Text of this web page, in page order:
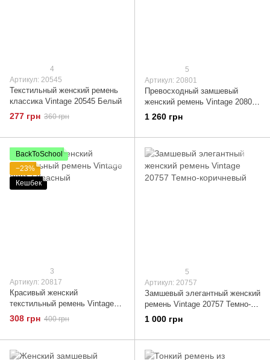
4
Артикул: 20545
Текстильный женский ремень
классика Vintage 20545 Белый
277 грн 360 грн
5
Артикул: 20801
Превосходный замшевый
женский ремень Vintage 20801
Фиолетовый
1 260 грн
BackToSchool
−23%
Кешбек
3
Артикул: 20817
Красивый женский
текстильный ремень Vintage
20817 Красный
308 грн 400 грн
5
Артикул: 20757
Замшевый элегантный женский
ремень Vintage 20757 Темно-
коричневый
1 000 грн